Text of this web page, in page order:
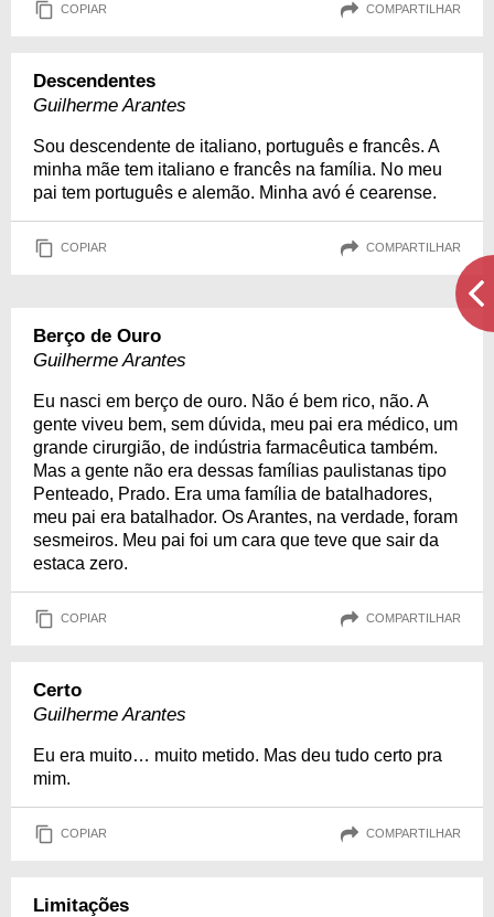
COPIAR COMPARTILHAR
Descendentes
Guilherme Arantes
Sou descendente de italiano, português e francês. A
minha mãe tem italiano e francês na família. No meu
pai tem português e alemão. Minha avó é cearense.
COPIAR COMPARTILHAR
Berço de Ouro
Guilherme Arantes
Eu nasci em berço de ouro. Não é bem rico, não. A
gente viveu bem, sem dúvida, meu pai era médico, um
grande cirurgião, de indústria farmacêutica também.
Mas a gente não era dessas famílias paulistanas tipo
Penteado, Prado. Era uma família de batalhadores,
meu pai era batalhador. Os Arantes, na verdade, foram
sesmeiros. Meu pai foi um cara que teve que sair da
estaca zero.
COPIAR COMPARTILHAR
Certo
Guilherme Arantes
Eu era muito… muito metido. Mas deu tudo certo pra
mim.
COPIAR COMPARTILHAR
Limitações